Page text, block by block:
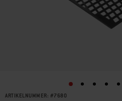
ARTIKELNUMMER: #7680